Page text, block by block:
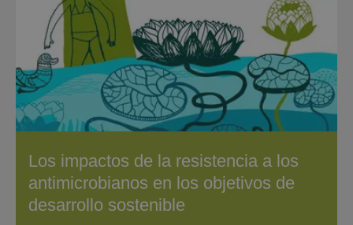
Los impactos de la resistencia a los
antimicrobianos en los objetivos de
desarrollo sostenible